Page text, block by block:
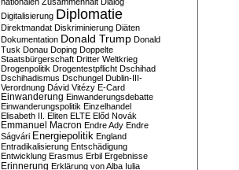
Digitalisierung Diplomatie
Direktmandat Diskriminierung Diäten
Dokumentation Donald Trump Donald
Tusk Donau Doping Doppelte
Staatsbürgerschaft Dritter Weltkrieg
Drogenpolitik Drogentestpflicht Dschihad
Dschihadismus Dschungel Dublin-III-
Verordnung Dávid Vitézy E-Card
Einwanderung Einwanderungsdebatte
Einwanderungspolitik Einzelhandel
Elisabeth II. Eliten ELTE Előd Novák
Emmanuel Macron Endre Ady Endre
Ságvári Energiepolitik England
Entradikalisierung Entschädigung
Entwicklung Erasmus Erbil Ergebnisse
Erinnerung Erklärung von Alba Iulia